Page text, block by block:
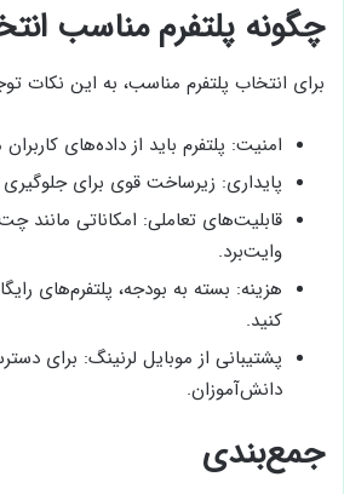
چگونه پلتفرم مناسب
برای انتخاب پلتفرم مناسب، به این نکات
امنیت: پلتفرم باید از داده‌های
پایداری: زیرساخت قوی برای
قابلیت‌های تعاملی: امکاناتی مانند
وایت‌برد.
هزینه: بسته به بودجه، پلتفرم‌های
کنید.
پشتیبانی از موبایل لرنینگ: برای
دانش‌آموزان.
جمع‌بندی